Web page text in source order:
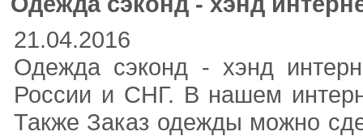
21.04.2016
Одежда сэконд - хэнд
России и СНГ. В нашем
Также Заказ одежды можно